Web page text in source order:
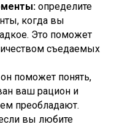
определите
когда вы
Это поможет
съедаемых
он поможет понять,
ваш рацион и
преобладают.
вы любите